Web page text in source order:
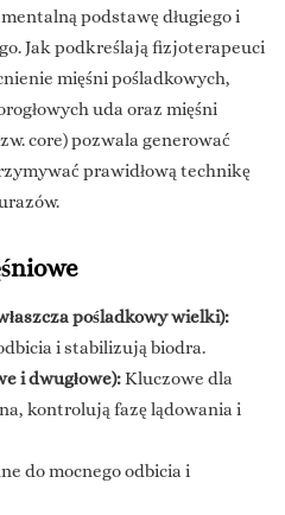
podstawę długiego i
Jak podkreślają fizjoterapeuci
mięśni pośladkowych,
uda oraz mięśni
core) pozwala generować
prawidłową technikę
pośladkowy wielki):
i stabilizują biodra.
i dwugłowe):Kluczowe dla
kontrolują fazę lądowania i
do mocnego odbicia i